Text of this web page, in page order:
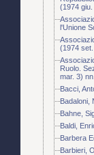
(1974 giu.
l'Unione
(1974
Ruolo.
mar. 3)
Bacci,
Badaloni,
Bahne,
Baldi,
Barbera
Barbieri,